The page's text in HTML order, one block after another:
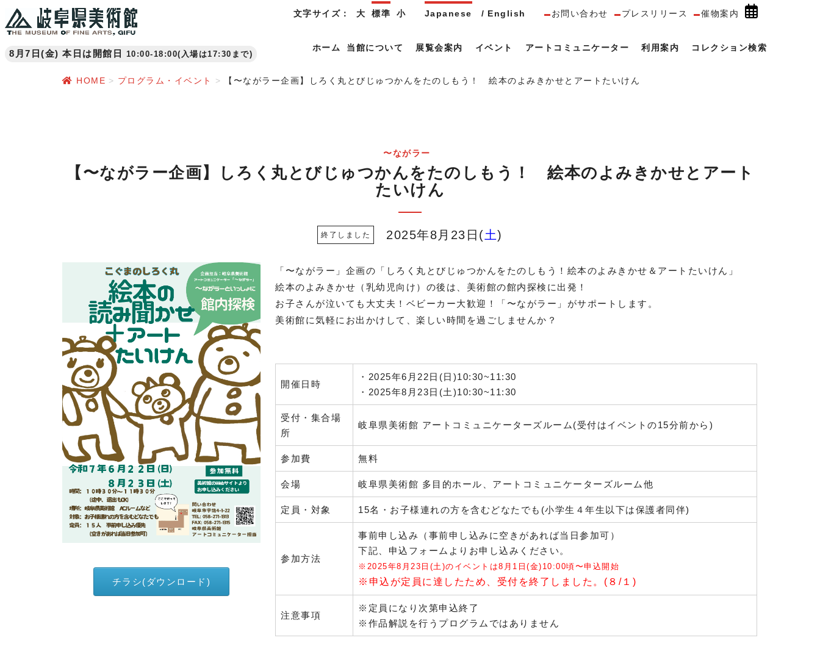
文字サイズ： 大 標準 小 Japanese English お問い合わせ プレスリリース 催物案内
8月7日(金) 本日は開館日 10:00-18:00(入場は17:30まで)
ホーム 当館について 展覧会案内 イベント アートコミュニケーター 利用案内 コレクション検索
HOME プログラム・イベント 【〜ながラー企画】しろく丸とびじゅつかんをたのしもう！ 絵本のよみきかせとアートたいけん
〜ながラー
【〜ながラー企画】しろく丸とびじゅつかんをたのしもう！ 絵本のよみきかせとアート
たいけん
2025年8月23日 土
チラシ(ダウンロード)
「〜ながラー」企画の「しろく丸とびじゅつかんをたのしもう！絵本のよみきかせ＆アートたいけん」
絵本のよみきかせ（乳幼児向け）の後は、美術館の館内探検に出発！
お子さんが泣いても大丈夫！ベビーカー大歓迎！「〜ながラー」がサポートします。
美術館に気軽にお出かけして、楽しい時間を過ごしませんか？
開催日時
・2025年6月22日(日)10:30~11:30
・2025年8月23日(土)10:30~11:30
受付・集合場
所
岐阜県美術館 アートコミュニケーターズルーム(受付はイベントの15分前から)
参加費 無料
会場 岐阜県美術館 多目的ホール、アートコミュニケーターズルーム他
定員・対象 15名・お子様連れの方を含むどなたでも(小学生４年生以下は保護者同伴)
参加方法
事前申し込み（事前申し込みに空きがあれば当日参加可）
下記、申込フォームよりお申し込みください。
※2025年8月23日(土)のイベントは8月1日(金)10:00頃〜申込開始
※申込が定員に達したため、受付を終了しました。(８/１)
注意事項
※定員になり次第申込終了
※作品解説を行うプログラムではありません